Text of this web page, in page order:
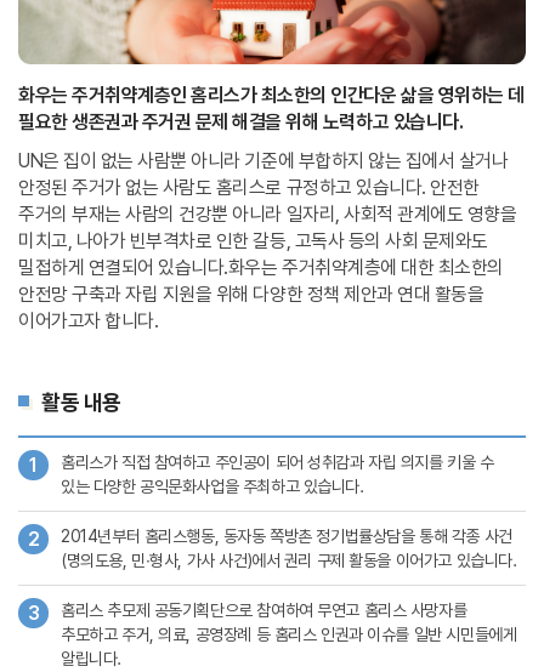
화우는 주거취약계층인 홈리스가 최소한의 인간다운 삶을 영위하는 데
필요한 생존권과 주거권 문제 해결을 위해 노력하고 있습니다.
UN은 집이 없는 사람뿐 아니라 기준에 부합하지 않는 집에서 살거나
안정된 주거가 없는 사람도 홈리스로 규정하고 있습니다. 안전한
주거의 부재는 사람의 건강뿐 아니라 일자리, 사회적 관계에도 영향을
미치고, 나아가 빈부격차로 인한 갈등, 고독사 등의 사회 문제와도
밀접하게 연결되어 있습니다.화우는 주거취약계층에 대한 최소한의
안전망구축과 자립 지원을 위해 다양한 정책 제안과 연대 활동을
이어가고자 합니다.
활동 내용
1
홈리스가 직접 참여하고 주인공이 되어 성취감과 자립 의지를 키울 수
있는 다양한 공익문화사업을 주최하고 있습니다.
2
2014년부터 홈리스행동, 동자동 쪽방촌 정기법률상담을 통해 각종 사건
(명의도용, 민∙형사, 가사 사건)에서 권리 구제 활동을 이어가고 있습니다.
3
홈리스 추모제 공동기획단으로 참여하여 무연고 홈리스 사망자를
추모하고 주거, 의료, 공영장례 등 홈리스 인권과 이슈를 일반 시민들에게
알립니다.